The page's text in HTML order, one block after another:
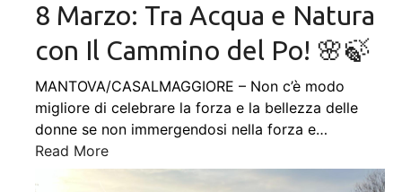
8 Marzo: Tra Acqua e Natura
con Il Cammino del Po! 🌸🍃
MANTOVA/CASALMAGGIORE – Non c’è modo
migliore di celebrare la forza e la bellezza delle
donne se non immergendosi nella forza e…
Read More